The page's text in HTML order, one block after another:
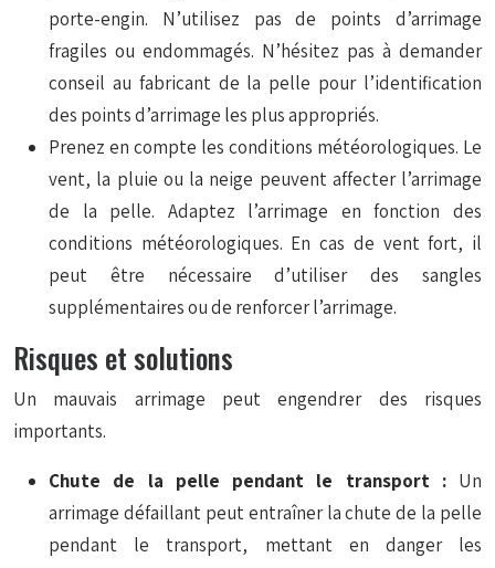
porte-engin. N’utilisez pas de points d’arrimage
fragiles ou endommagés. N’hésitez pas à demander
conseil au fabricant de la pelle pour l’identification
des points d’arrimage les plus appropriés.
Prenez en compte les conditions météorologiques. Le
vent, la pluie ou la neige peuvent affecter l’arrimage
de la pelle. Adaptez l’arrimage en fonction des
conditions météorologiques. En cas de vent fort, il
peut être nécessaire d’utiliser des sangles
supplémentaires ou de renforcer l’arrimage.
Risques et solutions
Un mauvais arrimage peut engendrer des risques
importants.
Chute de la pelle pendant le transport : Un
arrimage défaillant peut entraîner la chute de la pelle
pendant le transport, mettant en danger les